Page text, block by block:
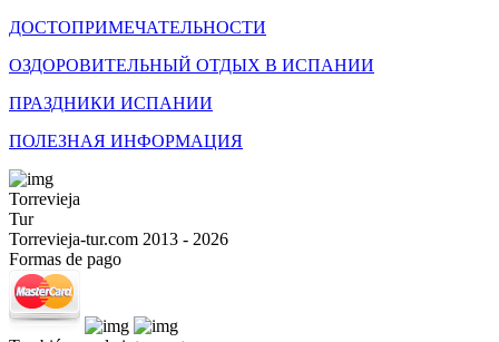
ДОСТОПРИМЕЧАТЕЛЬНОСТИ
ОЗДОРОВИТЕЛЬНЫЙ ОТДЫХ В ИСПАНИИ
ПРАЗДНИКИ ИСПАНИИ
ПОЛЕЗНАЯ ИНФОРМАЦИЯ
Torrevieja
Tur
Torrevieja-tur.com 2013 - 2026
Formas de pago